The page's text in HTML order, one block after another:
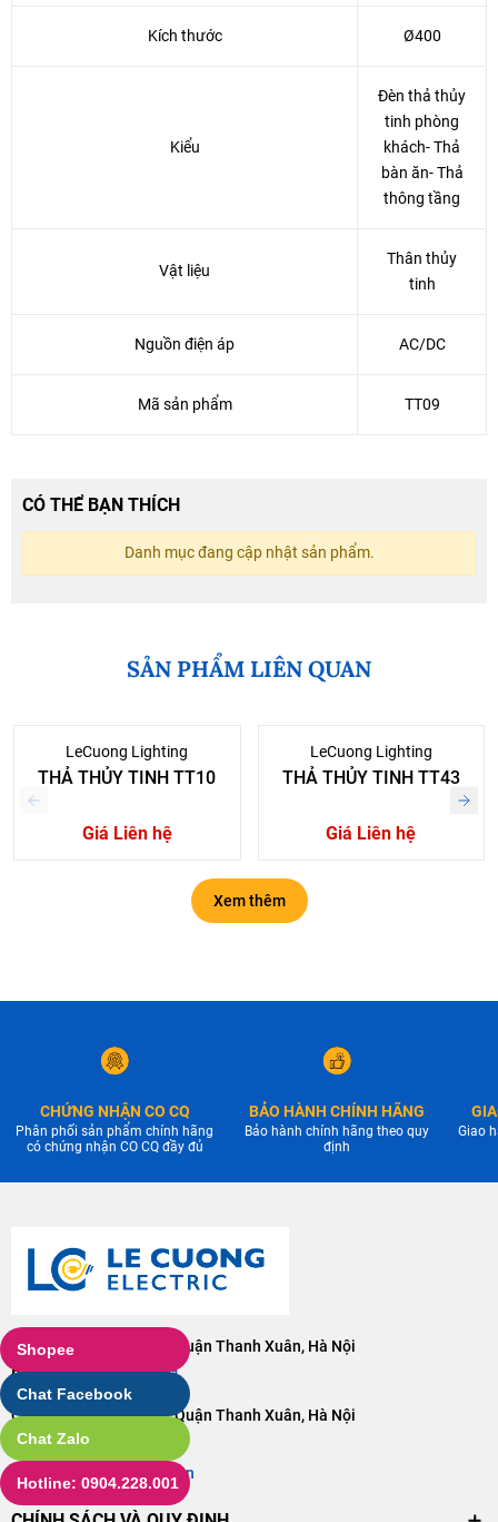
Kích thước Ø400
Kiểu
Đèn thả thủy
tinh phòng
khách- Thả
bàn ăn- Thả
thông tầng
Vật liệu
Thân thủy
tinh
Nguồn điện áp AC/DC
Mã sản phẩm TT09
CÓ THỂ BẠN THÍCH
Danh mục đang cập nhật sản phẩm.
SẢN PHẨM LIÊN QUAN
LeCuong Lighting
THẢ THỦY TINH TT10
Giá Liên hệ
LeCuong Lighting
THẢ THỦY TINH TT43
Giá Liên hệ
Xem thêm
CHỨNG NHẬN CO CQ
Phân phối sản phẩm chính hãng
có chứng nhận CO CQ đầy đủ
BẢO HÀNH CHÍNH HÃNG
Bảo hành chính hãng theo quy
định
Giao
Cơ sở 1: 110 Phố Vọng, Quận Thanh Xuân, Hà Nội
Điện thoại:0904228001
Cơ sở 2: 106 Phố Vọng, Quận Thanh Xuân, Hà Nội
Điện thoại:
Email:
lc@dienlecuong.vn
Shopee
Chat Facebook
Chat Zalo
Hotline: 0904.228.001